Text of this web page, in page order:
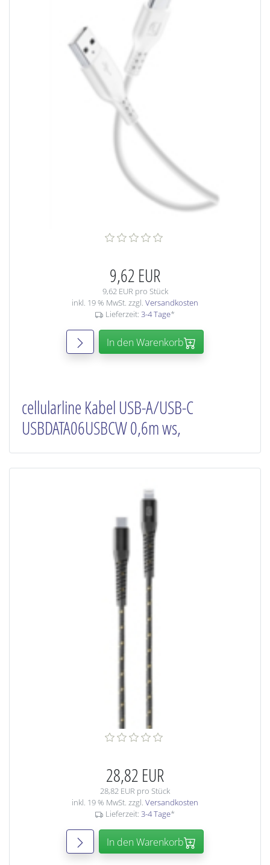
9,62 EUR
9,62 EUR pro Stück
inkl. 19 % MwSt. zzgl. Versandkosten
Lieferzeit: 3-4 Tage*
In den Warenkorb
cellularline Kabel USB-A/USB-C
USBDATA06USBCW 0,6m ws,
28,82 EUR
28,82 EUR pro Stück
inkl. 19 % MwSt. zzgl. Versandkosten
Lieferzeit: 3-4 Tage*
In den Warenkorb